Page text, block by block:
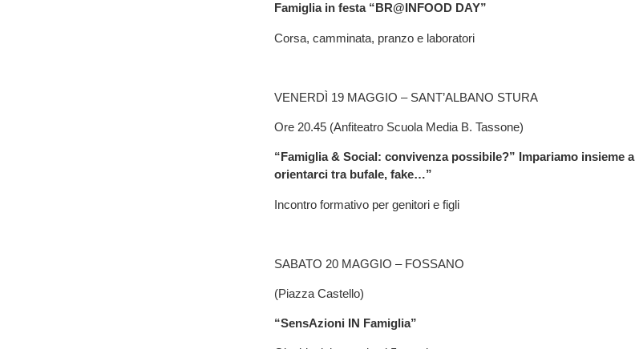
Famiglia in festa “BR@INFOOD DAY”
Corsa, camminata, pranzo e laboratori
VENERDÌ 19 MAGGIO – SANT’ALBANO STURA
Ore 20.45 (Anfiteatro Scuola Media B. Tassone)
“Famiglia & Social: convivenza possibile?” Impariamo insieme a
orientarci tra bufale, fake…”
Incontro formativo per genitori e figli
SABATO 20 MAGGIO – FOSSANO
(Piazza Castello)
“SensAzioni IN Famiglia”